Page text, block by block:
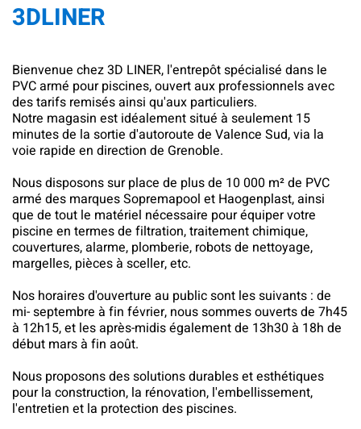
3DLINER
Bienvenue chez 3D LINER, l'entrepôt spécialisé dans le
PVC armé pour piscines, ouvert aux professionnels avec
des tarifs remisés ainsi qu'aux particuliers.
Notre magasin est idéalement situé à seulement 15
minutes de la sortie d'autoroute de Valence Sud, via la
voie rapide en direction de Grenoble.
Nous disposons sur place de plus de 10 000 m² de PVC
armé des marques Sopremapool et Haogenplast, ainsi
que de tout le matériel nécessaire pour équiper votre
piscine en termes de filtration, traitement chimique,
couvertures, alarme, plomberie, robots de nettoyage,
margelles, pièces à sceller, etc.
Nos horaires d'ouverture au public sont les suivants : de
mi- septembre à fin février, nous sommes ouverts de 7h45
à 12h15, et les après-midis également de 13h30 à 18h de
début mars à fin août.
Nous proposons des solutions durables et esthétiques
pour la construction, la rénovation, l'embellissement,
l'entretien et la protection des piscines.